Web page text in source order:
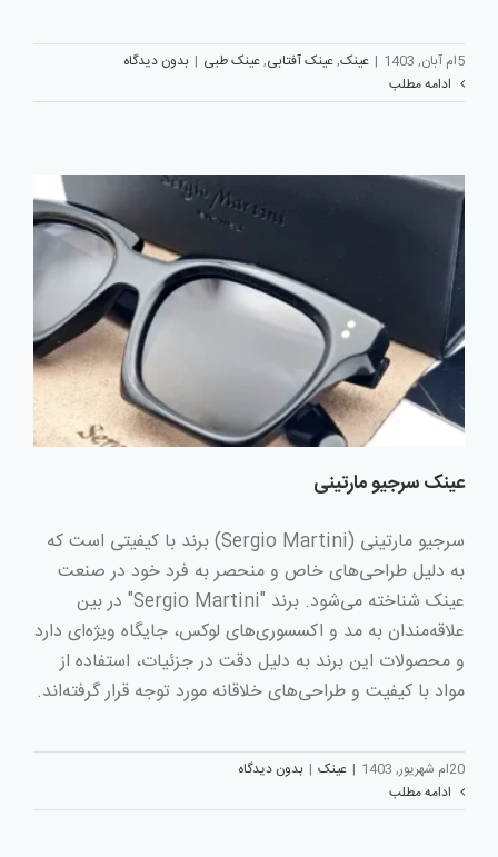
5ام آبان, 1403 | عینک,عینک آفتابی,عینک طبی | بدون دیدگاه
ادامه مطلب
عینک سرجیو مارتینی
سرجیو مارتینی (Sergio Martini) برند با کیفیتی است که
به دلیل طراحی‌های خاص و منحصر به فرد خود در صنعت
عینک شناخته می‌شود. برند "Sergio Martini" در بین
علاقه‌مندان به مد و اکسسوری‌های لوکس، جایگاه ویژه‌ای دارد
و محصولات این برند به دلیل دقت در جزئیات، استفاده از
مواد با کیفیت و طراحی‌های خلاقانه مورد توجه قرار گرفته‌اند.
20ام شهریور, 1403 | عینک | بدون دیدگاه
ادامه مطلب